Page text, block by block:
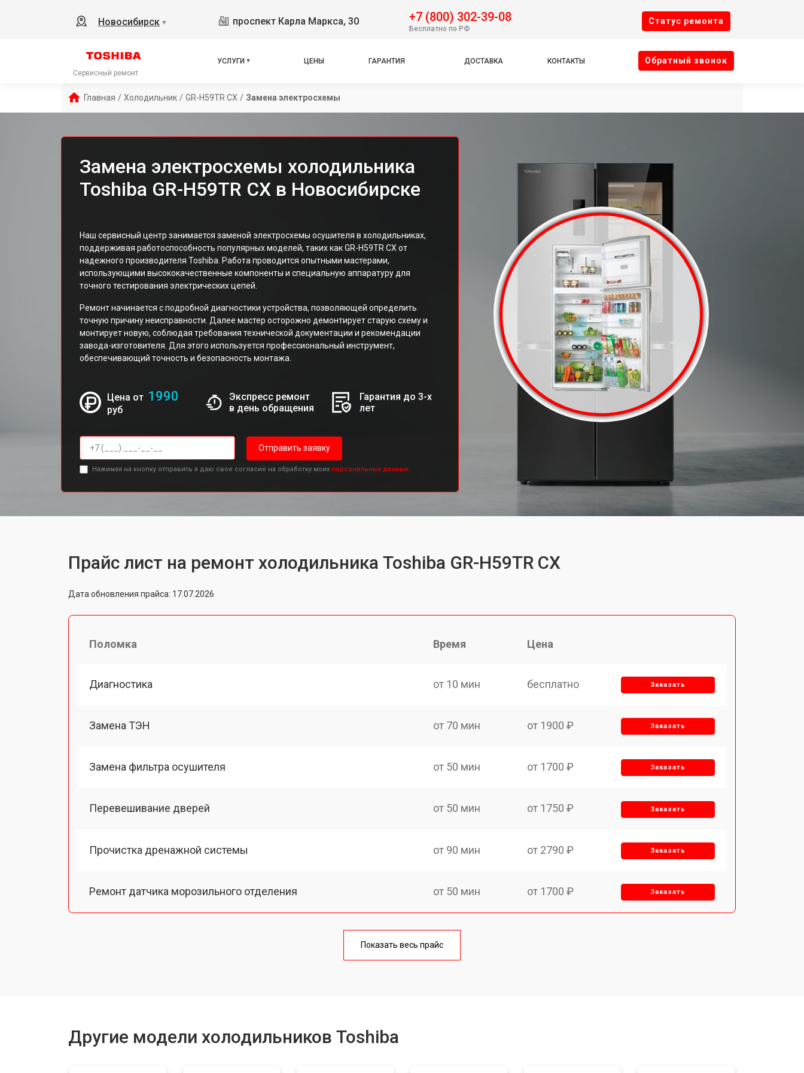
Новосибирск ▼ проспект Карла Маркса, 30 +7 (800) 302-39-08
Бесплатно по РФ
Cтатус ремонта
Сервисный ремонт
УСЛУГИ ЦЕНЫ ГАРАНТИЯ ДОСТАВКА КОНТАКТЫ Oбратный звонок
Главная / Холодильник / GR-H59TR CX / Замена электросхемы
Замена электросхемы холодильника
Toshiba GR-H59TR CX в Новосибирске
Наш сервисный центр занимается заменой электросхемы осушителя в холодильниках,
поддерживая работоспособность популярных моделей, таких как GR-H59TR CX от
надежного производителя Toshiba. Работа проводится опытными мастерами,
использующими высококачественные компоненты и специальную аппаратуру для
точного тестирования электрических цепей.
Ремонт начинается с подробной диагностики устройства, позволяющей определить
точную причину неисправности. Далее мастер осторожно демонтирует старую схему и
монтирует новую, соблюдая требования технической документации и рекомендации
завода-изготовителя. Для этого используется профессиональный инструмент,
обеспечивающий точность и безопасность монтажа.
Цена от 1990
руб
Экспресс ремонт
в день обращения
Гарантия до 3-х
лет
Отправить заявку
Нажимая на кнопку отправить я даю свое согласие на обработку моих персональных данных.
Прайс лист на ремонт холодильника Toshiba GR-H59TR CX
Дата обновления прайса: 17.07.2026
Поломка Время Цена
Диагностика от 10 мин бесплатно Заказать
Замена ТЭН от 70 мин от 1900 ₽ Заказать
Замена фильтра осушителя от 50 мин от 1700 ₽ Заказать
Перевешивание дверей от 50 мин от 1750 ₽ Заказать
Прочистка дренажной системы от 90 мин от 2790 ₽ Заказать
Ремонт датчика морозильного отделения от 50 мин от 1700 ₽ Заказать
от 80 мин
Показать весь прайс
Другие модели холодильников Toshiba